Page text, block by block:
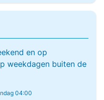
en op
weekdagen buiten de
04:00